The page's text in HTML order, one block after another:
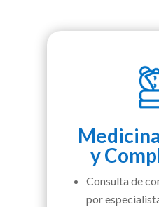
y
Consulta de
por